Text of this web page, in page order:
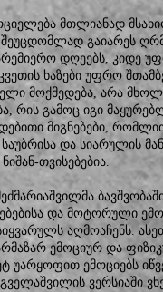
მთლიანად
შეუცდომლად გაიარეს
დღეებს, კიდე
ხაზები უფრო
მოქმედება, არა
რის გამოც იგი
მიგნებები,
და სიარულის
თვისებებია.
და მოტორული
აღმოაჩენს.
ემოციურ და
უარყოფით ემოციებს
ვერსიაში